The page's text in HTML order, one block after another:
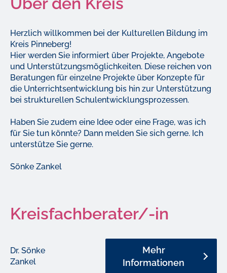
Herzlich willkommen bei der Kulturellen Bildung im
Kreis Pinneberg!
Hier werden Sie informiert über Projekte, Angebote
und Unterstützungsmöglichkeiten. Diese reichen von
Beratungen für einzelne Projekte über Konzepte für
die Unterrichtsentwicklung bis hin zur Unterstützung
bei strukturellen Schulentwicklungsprozessen.
Haben Sie zudem eine Idee oder eine Frage, was ich
für Sie tun könnte? Dann melden Sie sich gerne. Ich
unterstütze Sie gerne.
Sönke Zankel
Kreisfachberater/-in
Dr. Sönke
Zankel
Mehr
Informationen